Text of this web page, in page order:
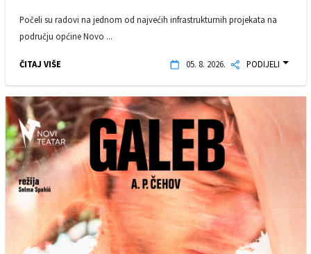
Počeli su radovi na jednom od najvećih infrastrukturnih projekata na
području općine Novo ...
ČITAJ VIŠE 05. 8. 2026. PODIJELI